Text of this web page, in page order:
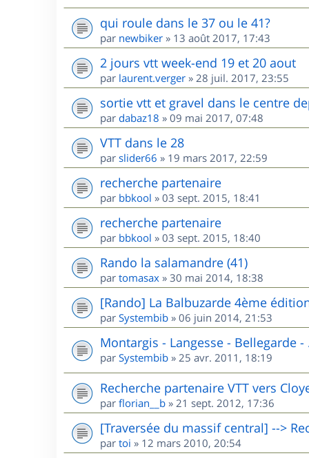
qui roule dans le 37 ou le 41?
par newbiker » 13 août 2017, 17:43
2 jours vtt week-end 19 et 20 aout
par laurent.verger » 28 juil. 2017, 23:55
sortie vtt et gravel dans le centre
par dabaz18 » 09 mai 2017, 07:48
VTT dans le 28
par slider66 » 19 mars 2017, 22:59
recherche partenaire
par bbkool » 03 sept. 2015, 18:41
recherche partenaire
par bbkool » 03 sept. 2015, 18:40
Rando la salamandre (41)
par tomasax » 30 mai 2014, 18:38
[Rando] La Balbuzarde 4ème
par Systembib » 06 juin 2014, 21:53
Montargis - Langesse - Bellegarde -
par Systembib » 25 avr. 2011, 18:19
Recherche partenaire VTT vers
par florian__b » 21 sept. 2012, 17:36
[Traversée du massif central] -->
par toi » 12 mars 2010, 20:54